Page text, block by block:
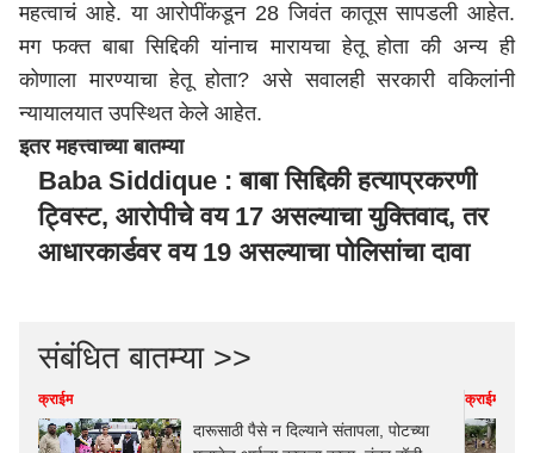
महत्वाचं आहे. या आरोपींकडून 28 जिवंत कातूस सापडली आहेत.
मग फक्त बाबा सिद्दिकी यांनाच मारायचा हेतू होता की अन्य ही
कोणाला मारण्याचा हेतू होता? असे सवालही सरकारी वकिलांनी
न्यायालयात उपस्थित केले आहेत.
इतर महत्त्वाच्या बातम्या
Baba Siddique : बाबा सिद्दिकी हत्याप्रकरणी
ट्विस्ट, आरोपीचे वय 17 असल्याचा युक्तिवाद, तर
आधारकार्डवर वय 19 असल्याचा पोलिसांचा दावा
संबंधित बातम्या >>
क्राईम
दारूसाठी पैसे न दिल्याने संतापला, पोटच्या
क्राईम